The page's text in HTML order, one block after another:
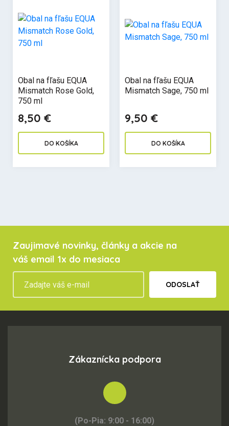
Obal na fľašu EQUA
Mismatch Rose Gold,
750 ml
8,50 €
DO KOŠÍKA
Obal na fľašu EQUA
Mismatch Sage, 750 ml
9,50 €
DO KOŠÍKA
Zaujimavé novinky, články a akcie na
váš email 1x do mesiaca
ODOSLAŤ
Zákaznícka podpora
(Po-Pia: 9:00 - 16:00)